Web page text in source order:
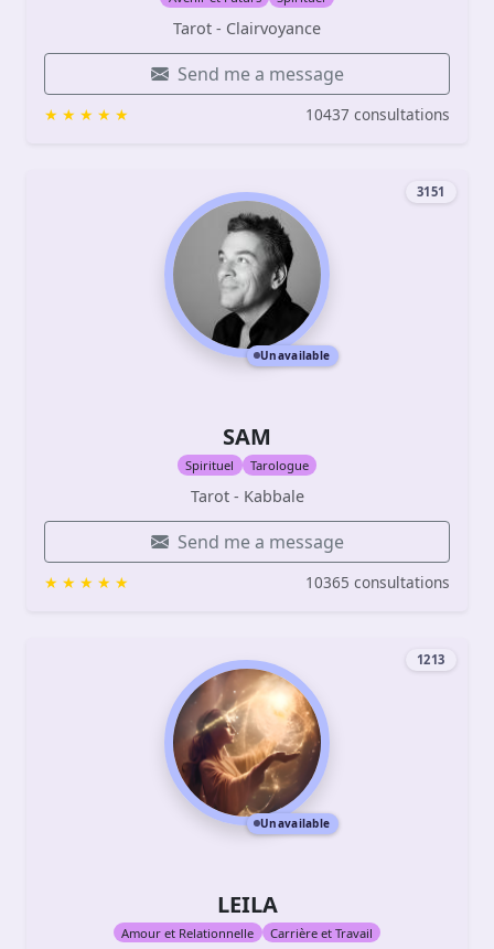
Tarot - Clairvoyance
Send me a message
10437 consultations
3151
Unavailable
SAM
Spirituel Tarologue
Tarot - Kabbale
Send me a message
10365 consultations
1213
Unavailable
LEILA
Amour et Relationnelle Carrière et Travail